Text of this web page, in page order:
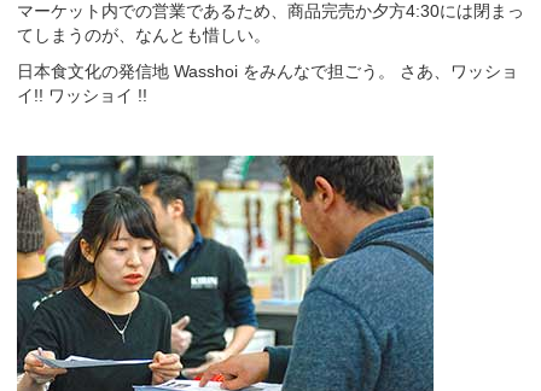
マーケット内での営業であるため、商品完売か夕方4:30には閉まっ
てしまうのが、なんとも惜しい。
日本食文化の発信地 Wasshoi をみんなで担ごう。 さあ、ワッショ
イ!! ワッショイ !!